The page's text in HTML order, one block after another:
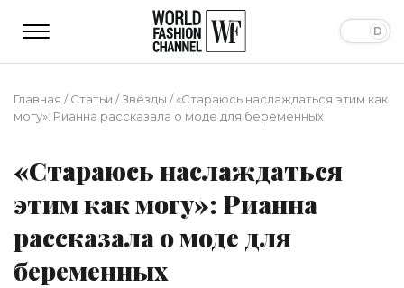
Главная /Статьи /Звёзды /«Стараюсь наслаждаться этим как
могу»: Рианна рассказала о моде для беременных
«Стараюсь наслаждаться
этим как могу»: Рианна
рассказала о моде для
беременных